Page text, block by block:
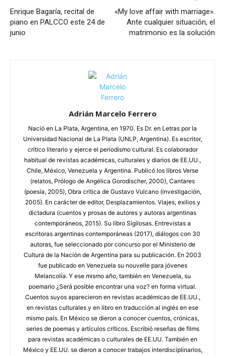
Enrique Bagaría, recital de
piano en PALCCO este 24 de
junio
«My love affair with marriage».
Ante cualquier situación, el
matrimonio es la solución
Adrián Marcelo Ferrero
Nació en La Plata, Argentina, en 1970. Es Dr. en Letras por la
Universidad Nacional de La Plata (UNLP, Argentina). Es escritor,
crítico literario y ejerce el periodismo cultural. Es colaborador
habitual de revistas académicas, culturales y diarios de EE.UU.,
Chile, México, Venezuela y Argentina. Publicó los libros Verse
(relatos, Prólogo de Angélica Gorodischer, 2000), Cantares
(poesía, 2005), Obra crítica de Gustavo Vulcano (investigación,
2005). En carácter de editor, Desplazamientos. Viajes, exilios y
dictadura (cuentos y prosas de autores y autoras argentinas
contemporáneos, 2015). Su libro Sigilosas. Entrevistas a
escritoras argentinas contemporáneas (2017), diálogos con 30
autoras, fue seleccionado por concurso por el Ministerio de
Cultura de la Nación de Argentina para su publicación. En 2003
fue publicado en Venezuela su nouvelle para jóvenes
Melancolía. Y ese mismo año, también en Venezuela, su
poemario ¿Será posible encontrar una voz? en forma virtual.
Cuentos suyos aparecieron en revistas académicas de EE.UU.,
en revistas culturales y en libro en traducción al inglés en ese
mismo país. En México se dieron a conocer cuentos, crónicas,
series de poemas y artículos críticos. Escribió reseñas de films
para revistas académicas o culturales de EE.UU. También en
México y EE.UU. se dieron a conocer trabajos interdisciplinarios,